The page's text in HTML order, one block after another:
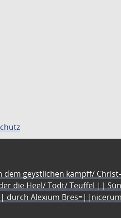
dem geystlichen kampff/
die Heel/ Todt/ Teuffel ||
durch Alexium